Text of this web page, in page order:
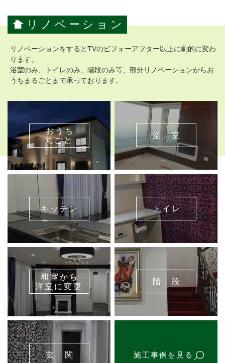
リノベーション
リノベーションをするとTVのビフォーアフター以上に劇的に変わ
ります。
浴室のみ、トイレのみ、階段のみ等、部分リノベーションからお
うちまるごとまで承っております。
おうち
丸ごと
浴 室
キッチン トイレ
和室から
洋室に変更
階 段
玄 関 施工事例を見る